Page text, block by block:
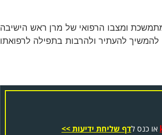
ומצבו הרפואי של מרן ראש הישיבה
להמשיך להעתיר ולהרבות בתפילה לרפואתו
או כנס לדף שליחת ידיעות >>